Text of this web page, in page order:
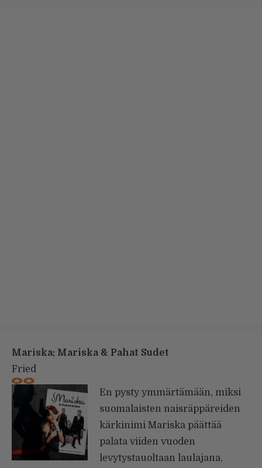
Mariska: Mariska & Pahat Sudet
Fried
En pysty ymmärtämään, miksi
suomalaisten naisräppäreiden
kärkinimi Mariska päättää
palata viiden vuoden
levytystauoltaan laulajana,